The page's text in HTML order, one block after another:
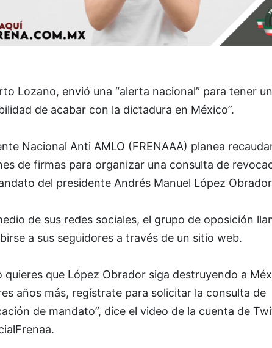
Lozano, envió una “alerta nacional” para tener
de acabar con la dictadura en México”.
Nacional Anti AMLO (FRENAAA) planea
de firmas para organizar una consulta de
del presidente Andrés Manuel López
de sus redes sociales, el grupo de oposición
a sus seguidores a través de un sitio web.
quieres que López Obrador siga destruyendo a
años más, regístrate para solicitar la consulta de
de mandato”, dice el video de la cuenta de